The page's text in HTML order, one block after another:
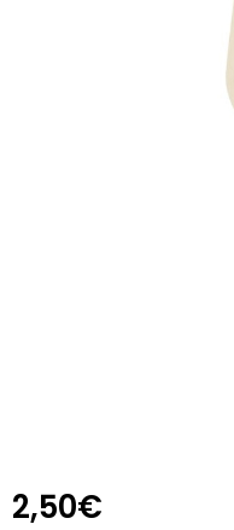
2,50€